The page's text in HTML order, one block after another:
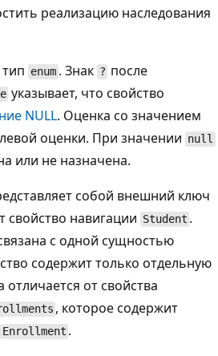
реализацию наследования
тип enum. Знак ? после
указывает, что свойство
NULL. Оценка со значением
оценки. При значении null
или не назначена.
собой внешний ключ
свойство навигации Student .
с одной сущностью
содержит только отдельную
отличается от свойства
, которое содержит
Enrollment .